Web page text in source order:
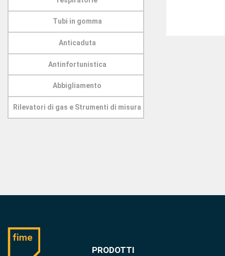
Tubi in gomma
Anticaduta
Antinfortunistica
Abbigliamento
Rilevatori di gas e Strumenti di misura
PRODOTTI